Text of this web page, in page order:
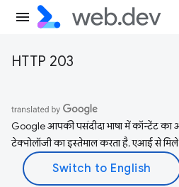
HTTP 203
Google आपकी पसंदीदा भाषा में कॉन्टेंट
टेक्नोलॉजी का इस्तेमाल करता है. एआई से मिले